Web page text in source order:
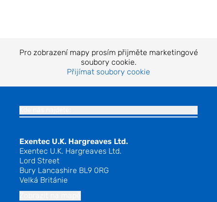
Pro zobrazení mapy prosím přijměte marketingové
soubory cookie.
Přijímat soubory cookie
Exentec U.K. Hargreaves Ltd.
Exentec U.K. Hargreaves Ltd.
Lord Street
Bury Lancashire BL9 0RG
Velká Británie